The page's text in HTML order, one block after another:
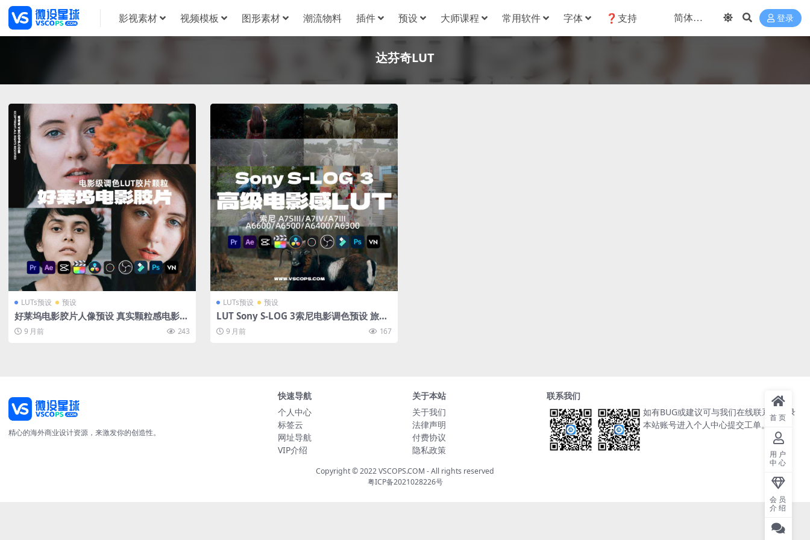
影视素材 视频模板 图形素材 潮流物料 插件 预设 大师课程 常用软件 字体 ❓支持 登录
达芬奇LUT
LUTs预设 预设
好莱坞电影胶片人像预设 真实颗粒感电影级
调色LUT支持PR/FCPX/达芬奇 Earth FILM
FEEL & GRAIN PACK
9 月前 243
LUTs预设 预设
LUT Sony S-LOG 3索尼电影调色预设 旅行
人像风景视频编辑PR/FCPX/达芬奇剪映
9 月前 167
精心的海外商业设计资源，来激发你的创造性。
快速导航
个人中心
标签云
网址导航
VIP介绍
关于本站
关于我们
法律声明
付费协议
隐私政策
联系我们
如有BUG或建议可与我们在线联系或登录
本站账号进入个人中心提交工单。
Copyright © 2022VSCOPS.COM - All rights reserved
粤ICP备2021028226号
首页
用户
中心
会员
介绍